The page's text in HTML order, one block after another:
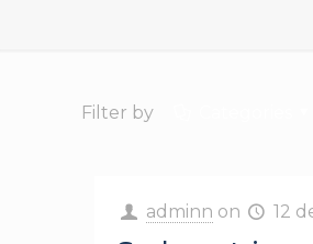
Filter by
adminn on 12